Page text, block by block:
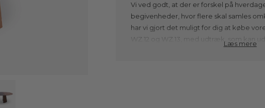
Vi ved godt, at der er forskel på
begivenheder, hvor flere skal samles
har vi gjort det muligt for dig at købe
WZ.12 og WZ.13, med udtræk, som kan
Læs mere